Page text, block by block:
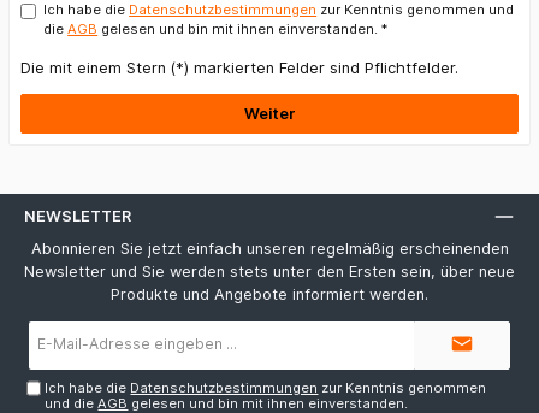
Ich habe die Datenschutzbestimmungen zur Kenntnis genommen und
dieAGB gelesen und bin mit ihnen einverstanden. *
Die mit einem Stern (*) markierten Felder sind Pflichtfelder.
Weiter
NEWSLETTER
Abonnieren Sie jetzt einfach unseren regelmäßig erscheinenden
Newsletter und Sie werden stets unter den Ersten sein, über neue
Produkte und Angebote informiert werden.
Mail-
Ich habe die Datenschutzbestimmungen zur Kenntnis genommen
und dieAGB gelesen und bin mit ihnen einverstanden.